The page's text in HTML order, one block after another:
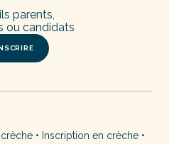
parents,
ou candidats
• Inscription en crèche•